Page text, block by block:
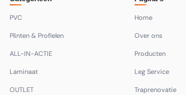
PVC
Plinten & Profielen
ALL-IN-ACTIE
Laminaat
OUTLET
Home
Over ons
Producten
Leg Service
Traprenovatie